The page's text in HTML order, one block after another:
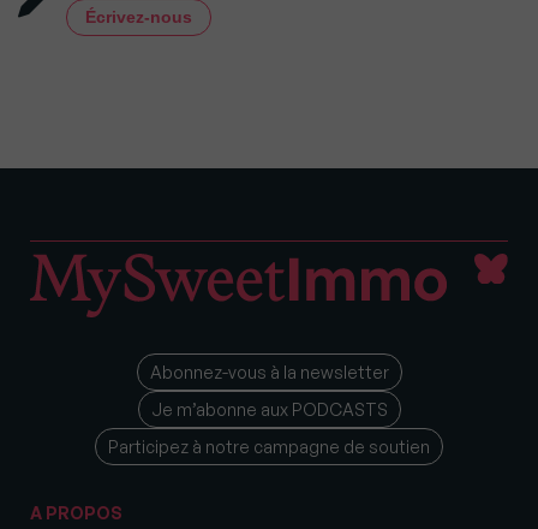
Écrivez-nous
Abonnez-vous à la newsletter
Je m’abonne aux PODCASTS
Participez à notre campagne de soutien
A PROPOS